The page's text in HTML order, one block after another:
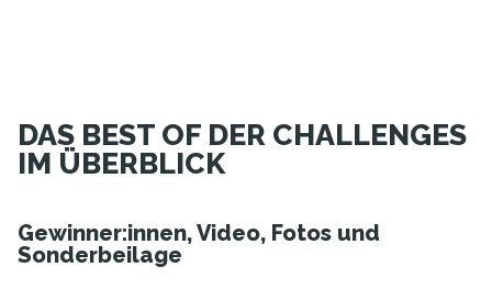
DAS BEST OF DER CHALLENGES
IM ÜBERBLICK
Gewinner:innen, Video, Fotos und
Sonderbeilage